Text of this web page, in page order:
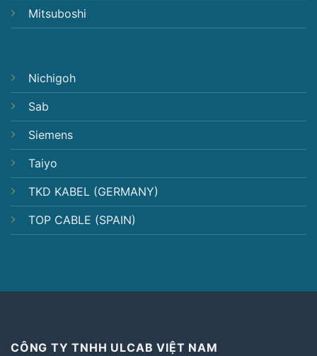
Mitsuboshi
Nichigoh
Sab
Siemens
Taiyo
TKD KABEL (GERMANY)
TOP CABLE (SPAIN)
CÔNG TY TNHH ULCAB VIỆT NAM